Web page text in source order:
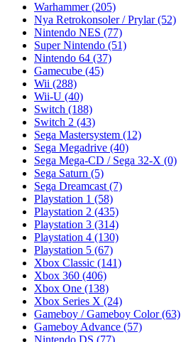
Warhammer(205)
Nya Retrokonsoler / Prylar(52)
Nintendo NES (77)
Super Nintendo (51)
Nintendo 64 (37)
Gamecube (45)
Wii (288)
Wii-U (40)
Switch (188)
Switch 2 (43)
Sega Mastersystem (12)
Sega Megadrive (40)
Sega Mega-CD / Sega 32-X (0)
Sega Saturn (5)
Sega Dreamcast (7)
Playstation 1 (58)
Playstation 2 (435)
Playstation 3 (314)
Playstation 4 (130)
Playstation 5 (67)
Xbox Classic (141)
Xbox 360 (406)
Xbox One (138)
Xbox Series X (24)
Gameboy / Gameboy Color(63)
Gameboy Advance (57)